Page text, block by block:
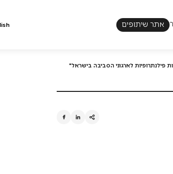
אתר שיתופים
שדרה
שיתוף בממשלה
פילנתרופיות לארגוני הסביבה בישראל"